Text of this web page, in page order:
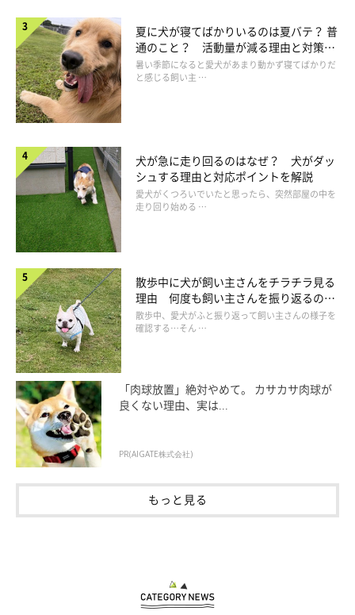
Q.犬が運動不足になる原因は？
ーー犬が運動不足になる原因としてどのようなことが考えられま
夏に犬が寝てばかりいるのは夏バテ？ 普
通のこと？ 活動量が減る理由と対策と
は
暑い季節になると愛犬があまり動かず寝てばかりだ
と感じる飼い主 …
犬が急に走り回るのはなぜ？ 犬がダッ
シュする理由と対応ポイントを解説
愛犬がくつろいでいたと思ったら、突然部屋の中を
走り回り始める …
散歩中に犬が飼い主さんをチラチラ見る
理由 何度も飼い主さんを振り返るのは
なぜ？
散歩中、愛犬がふと振り返って飼い主さんの様子を
確認する…そん …
「肉球放置」絶対やめて。 カサカサ肉球が
良くない理由、実は...
PR(AIGATE株式会社)
もっと見る